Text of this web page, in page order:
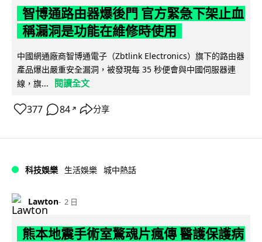
智博通路由器爆後門 官方緊急下架止血
稱漏洞是功能在維修時使用
中國網通廠商智博通電子（Zbtlink Electronics）旗下的路由器
產品爆出嚴重安全漏洞，被發現每 35 秒便會與中國伺服器連
線，旗...
閱讀全文
377 84 ↗ 分享
科技娛樂 生活娛樂 城中熱話
Lawton 2 日
熊本地震手術室驚魂片瘋傳 醫護保護病